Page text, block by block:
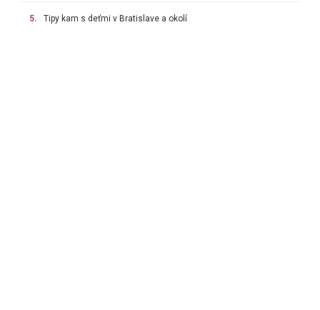
5. Tipy kam s deťmi v Bratislave a okolí